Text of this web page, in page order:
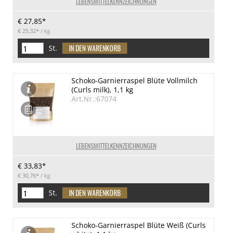
€ 27,85*
€ 25,32* / kg
St.
LEBENSMITTELKENNZEICHNUNGEN
Schoko-Garnierraspel Blüte Vollmilch
(Curls milk), 1,1 kg
Art.Nr.:67074
€ 33,83*
€ 30,76* / kg
St.
Schoko-Garnierraspel Blüte Weiß (Curls